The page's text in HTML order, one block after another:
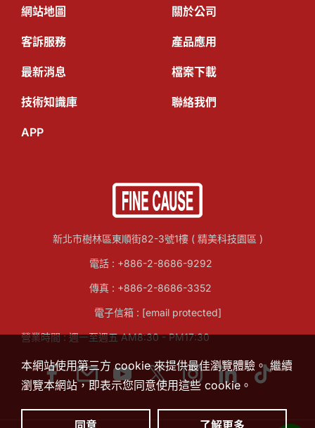
網站地圖 關於公司
客訴服務 產品應用
最新消息 檔案下載
技術知識庫 聯絡我們
APP
新北市樹林區東順街82-3號1樓 ( 精美科技園區 )
電話 : +886-2-8686-9292
傳真 : +886-2-8686-3352
電子信箱 : [email protected]
營業時間 : 週一至週五 AM8:30 - PM17:30
本網站使用第三方 cookie 來提供最佳瀏覽體驗。 繼續
瀏覽本網站，即表示您同意使用這些 cookie。
同意 了解更多